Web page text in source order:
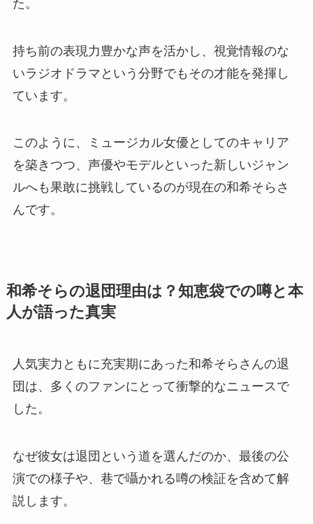
た。
持ち前の表現力豊かな声を活かし、視覚情報のな
いラジオドラマという分野でもその才能を発揮し
ています。
このように、ミュージカル女優としてのキャリア
を築きつつ、声優やモデルといった新しいジャン
ルへも果敢に挑戦しているのが現在の和希そらさ
んです。
和希そらの退団理由は？知恵袋での噂と本
人が語った真実
人気実力ともに充実期にあった和希そらさんの退
団は、多くのファンにとって衝撃的なニュースで
した。
なぜ彼女は退団という道を選んだのか、最後の公
演での様子や、巷で囁かれる噂の検証を含めて解
説します。